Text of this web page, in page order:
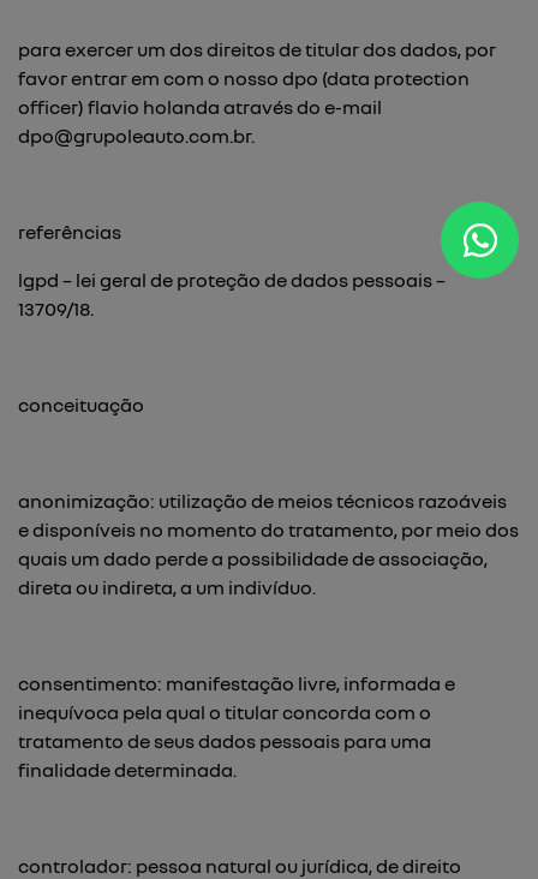
para exercer um dos direitos de titular dos dados, por
favor entrar em com o nosso dpo (data protection
officer) flavio holanda através do e-mail
dpo@grupoleauto.com.br.
referências
lgpd – lei geral de proteção de dados pessoais –
13709/18.
conceituação
anonimização: utilização de meios técnicos razoáveis
e disponíveis no momento do tratamento, por meio dos
quais um dado perde a possibilidade de associação,
direta ou indireta, a um indivíduo.
consentimento: manifestação livre, informada e
inequívoca pela qual o titular concorda com o
tratamento de seus dados pessoais para uma
finalidade determinada.
controlador: pessoa natural ou jurídica, de direito